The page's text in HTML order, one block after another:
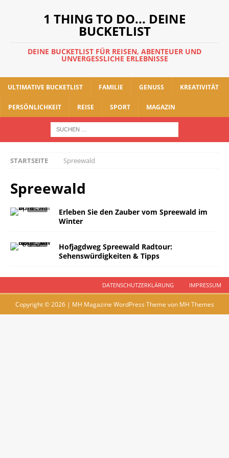
1 THING TO DO... DEINE
BUCKETLIST
DEINE BUCKETLIST FÜR REISEN, ABENTEUER UND
UNVERGESSLICHE ERLEBNISSE
ULTIMATIVE BUCKETLIST FAMILIE GENUSS KREATIVITÄT
PERSÖNLICHKEIT REISE SPORT MAGAZIN
STARTSEITE Spreewald
Spreewald
Erleben Sie den Zauber vom Spreewald im
Winter
Hofjagdweg Spreewald Radtour:
Sehenswürdigkeiten & Tipps
DATENSCHUTZERKLÄRUNG IMPRESSUM
Copyright © 2026 | MH Magazine WordPress Theme von MH Themes